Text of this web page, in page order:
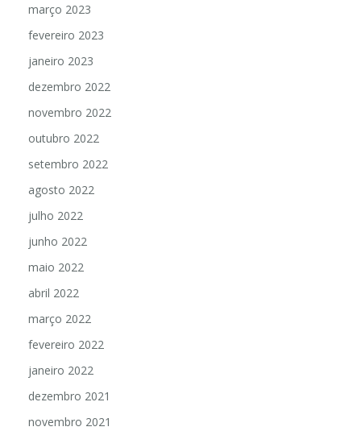
março 2023
fevereiro 2023
janeiro 2023
dezembro 2022
novembro 2022
outubro 2022
setembro 2022
agosto 2022
julho 2022
junho 2022
maio 2022
abril 2022
março 2022
fevereiro 2022
janeiro 2022
dezembro 2021
novembro 2021